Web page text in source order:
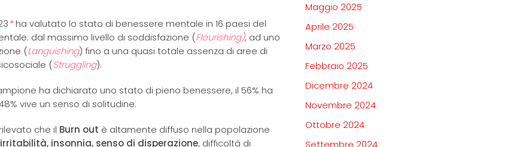
*ha valutato lo stato di benessere mentale in 16 paesi del
dal massimo livello di soddisfazione (Flourishing), ad uno
(Languishing) fino a una quasi totale assenza di aree di
(Struggling).
ha dichiarato uno stato di pieno benessere, il 56% ha
vive un senso di solitudine.
che il Burn out è altamente diffuso nella popolazione
insonnia, senso di disperazione, difficoltà di
Maggio 2025
Aprile 2025
Marzo 2025
Febbraio 2025
Dicembre 2024
Novembre 2024
Ottobre 2024